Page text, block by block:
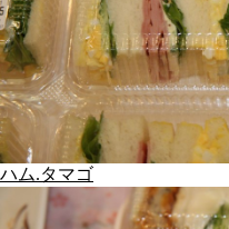
ハム.タマゴ